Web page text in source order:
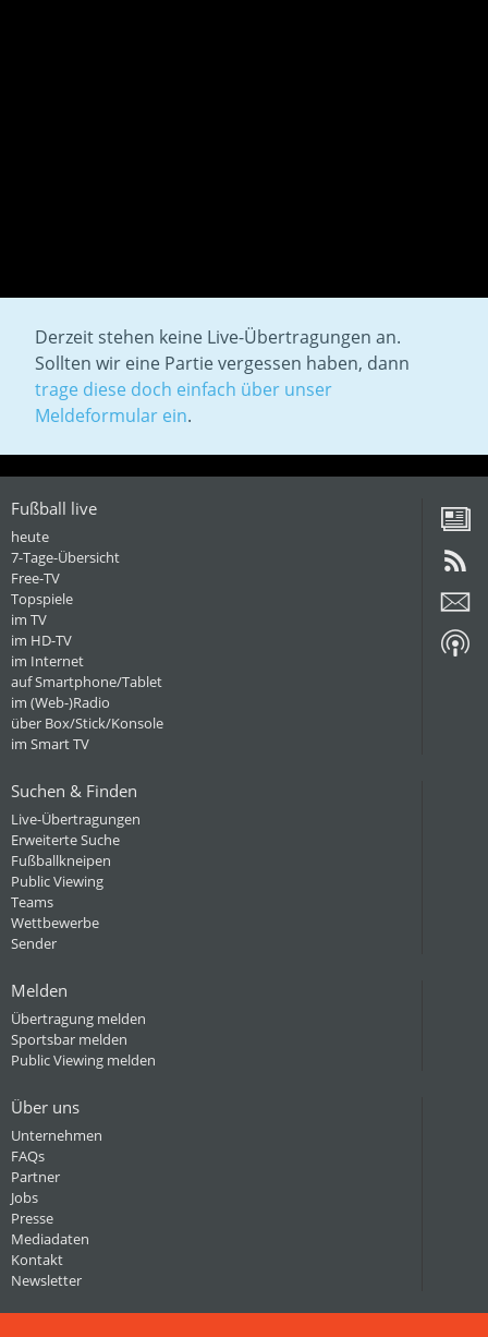
Derzeit stehen keine Live-Übertragungen an.
Sollten wir eine Partie vergessen haben, dann
trage diese doch einfach über unser
Meldeformular ein.
Fußball live
heute
7-Tage-Übersicht
Free-TV
Topspiele
im TV
im HD-TV
im Internet
auf Smartphone/Tablet
im (Web-)Radio
über Box/Stick/Konsole
im Smart TV
Suchen & Finden
Live-Übertragungen
Erweiterte Suche
Fußballkneipen
Public Viewing
Teams
Wettbewerbe
Sender
Melden
Übertragung melden
Sportsbar melden
Public Viewing melden
Über uns
Unternehmen
FAQs
Partner
Jobs
Presse
Mediadaten
Kontakt
Newsletter